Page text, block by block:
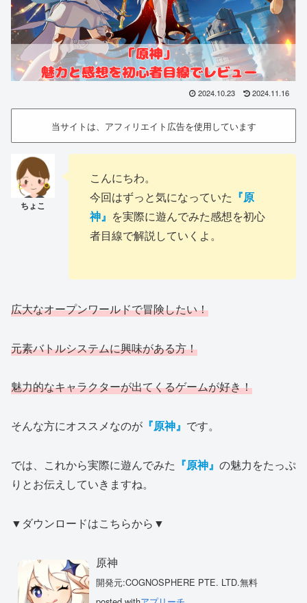
2024.10.23 2024.11.16
当サイトは、アフィリエイト広告を使用しています
こんにちわ。
今回はずっと気になっていた 『原
神』 を実際に遊んでみた感想を初心
者目線で解説していくよ。
広大なオープンワールドで冒険したい！
元素バトルシステムに興味がある方！
魅力的なキャラクターが出てくるゲームが好き！
そんな方にオススメなのが 『原神』 です。
では、これから実際に遊んでみた 『原神』 の魅力をたっぷ
りとお伝えしていきますね。
▼ダウンロードはこちらから▼
原神
開発元:COGNOSPHERE PTE. LTD.無料